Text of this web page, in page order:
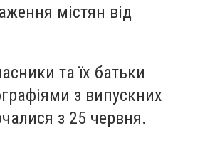
містян від
та їх батьки
з випускних
з 25 червня.